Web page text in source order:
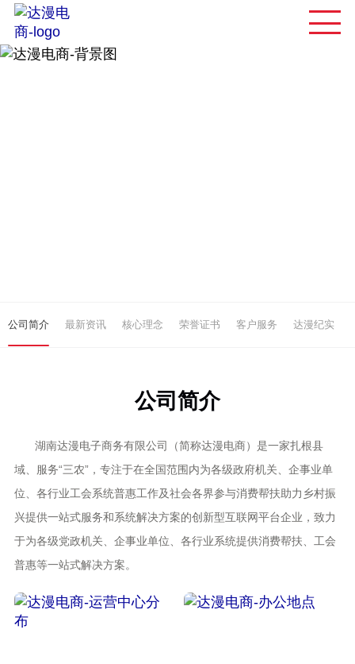
公司简介 最新资讯 核心理念 荣誉证书 客户服务 达漫纪实
公司简介
湖南达漫电子商务有限公司（简称达漫电商）是一家扎根县
域、服务“三农”，专注于在全国范围内为各级政府机关、企事业单
位、各行业工会系统普惠工作及社会各界参与消费帮扶助力乡村振
兴提供一站式服务和系统解决方案的创新型互联网平台企业，致力
于为各级党政机关、企事业单位、各行业系统提供消费帮扶、工会
普惠等一站式解决方案。